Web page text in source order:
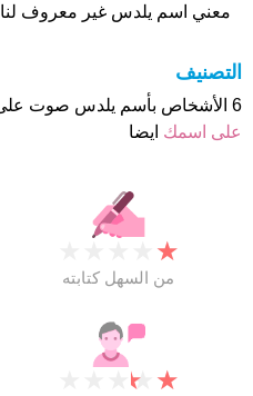
معني اسم يلدس غير معروف لنا
التصنيف
6 الأشخاص بأسم يلدس صوت على اسمائهم . من فضلك
على اسمك ايضا
★
من السهل كتابته
★
★